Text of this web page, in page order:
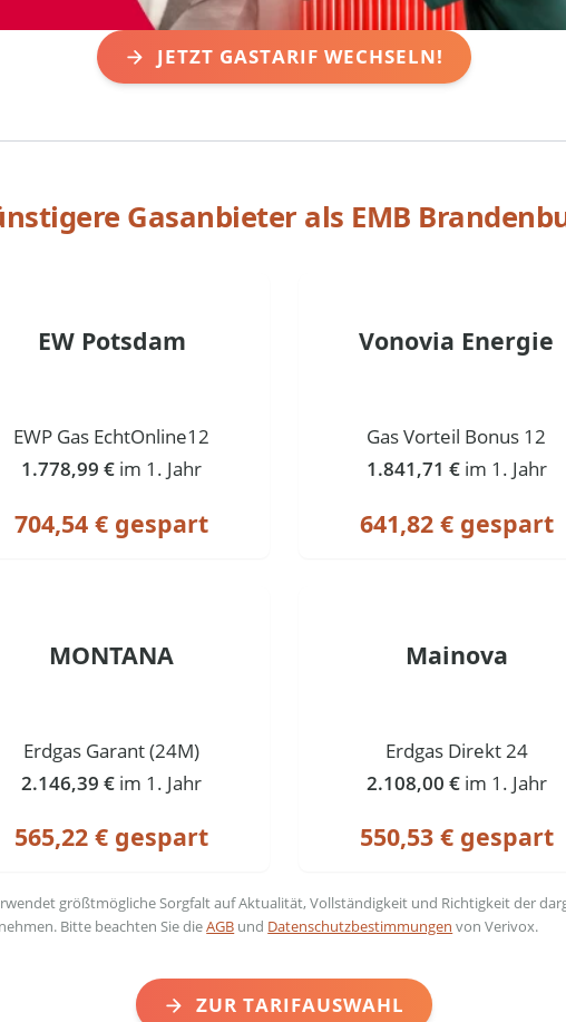
JETZT GASTARIF WECHSELN!
Gasanbieter als EMB
EW Potsdam
EWP Gas EchtOnline12
1.778,99 € im 1. Jahr
704,54 € gespart
Vonovia Energie
Gas Vorteil Bonus 12
1.841,71 € im 1. Jahr
641,82 € gespart
MONTANA
Erdgas Garant (24M)
2.146,39 € im 1. Jahr
565,22 € gespart
Mainova
Erdgas Direkt 24
2.108,00 € im 1. Jahr
550,53 € gespart
größtmögliche Sorgfalt auf Aktualität, Vollständigkeit und Richtigkeit der
Bitte beachten Sie dieAGB und Datenschutzbestimmungen von Verivox.
ZUR TARIFAUSWAHL